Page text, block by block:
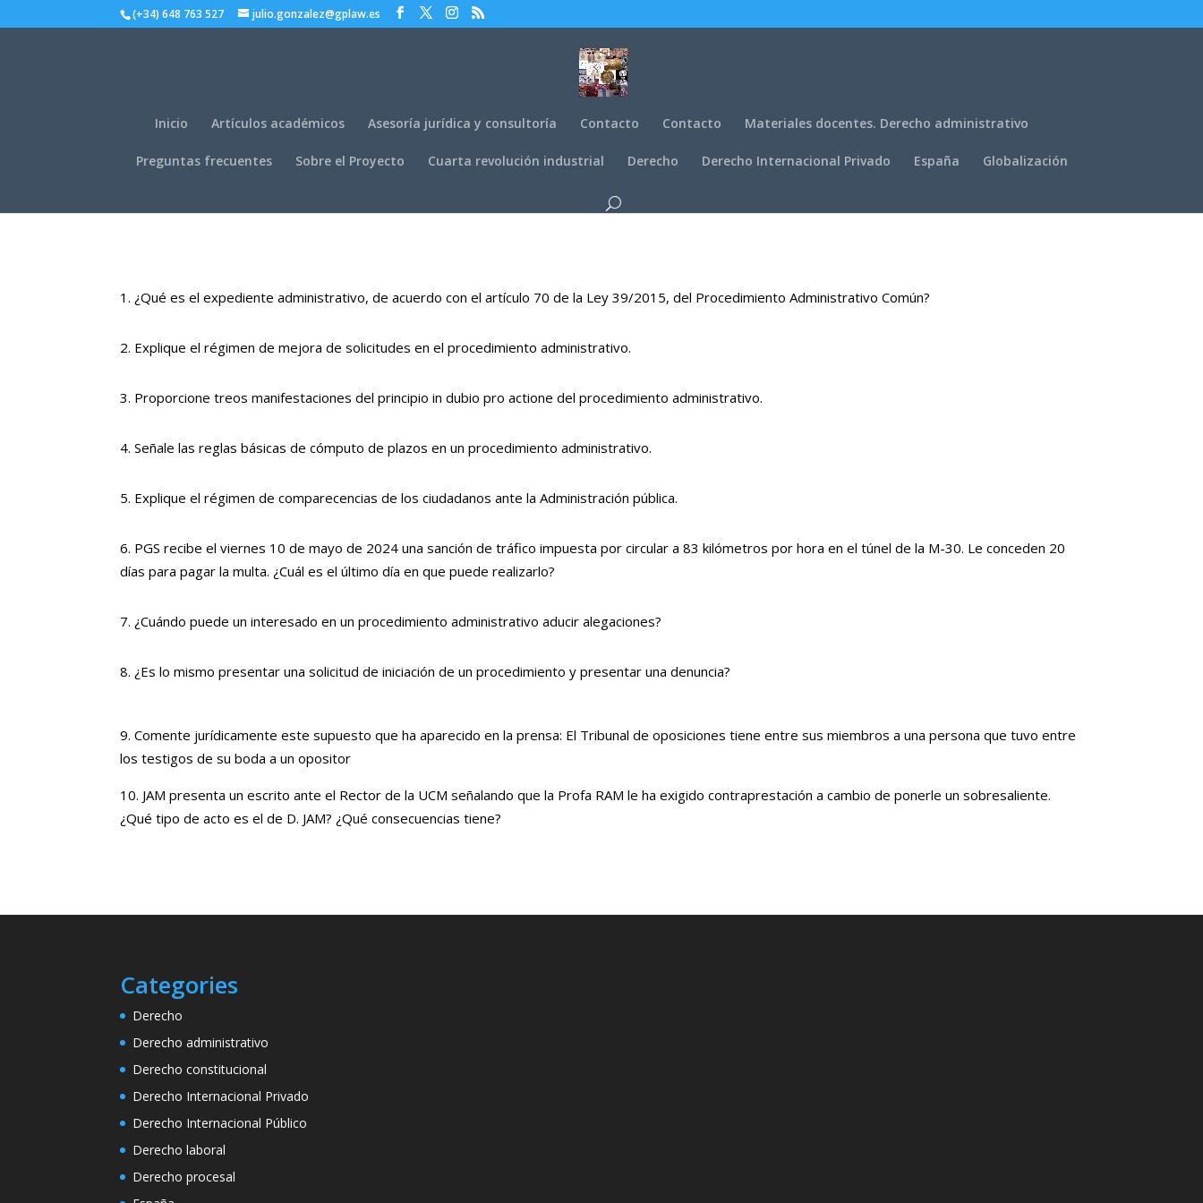
(+34) 648 763 527 julio.gonzalez@gplaw.es
Inicio Artículos académicos Asesoría jurídica y consultoría Contacto Contacto Materiales docentes. Derecho administrativo
Preguntas frecuentes Sobre el Proyecto Cuarta revolución industrial Derecho Derecho Internacional Privado España Globalización
¿Qué es el expediente administrativo, de acuerdo con el artículo 70 de la Ley 39/2015, del Procedimiento Administrativo Común?
Explique el régimen de mejora de solicitudes en el procedimiento administrativo.
Proporcione treos manifestaciones del principio in dubio pro actione del procedimiento administrativo.
Señale las reglas básicas de cómputo de plazos en un procedimiento administrativo.
Explique el régimen de comparecencias de los ciudadanos ante la Administración pública.
PGS recibe el viernes 10 de mayo de 2024 una sanción de tráfico impuesta por circular a 83 kilómetros por hora en el túnel de la M-30. Le conceden 20
días para pagar la multa. ¿Cuál es el último día en que puede realizarlo?
¿Cuándo puede un interesado en un procedimiento administrativo aducir alegaciones?
¿Es lo mismo presentar una solicitud de iniciación de un procedimiento y presentar una denuncia?
Comente jurídicamente este supuesto que ha aparecido en la prensa: El Tribunal de oposiciones tiene entre sus miembros a una persona que tuvo entre
los testigos de su boda a un opositor
JAM presenta un escrito ante el Rector de la UCM señalando que la Profa RAM le ha exigido contraprestación a cambio de ponerle un sobresaliente.
¿Qué tipo de acto es el de D. JAM? ¿Qué consecuencias tiene?
Categories
Derecho
Derecho administrativo
Derecho constitucional
Derecho Internacional Privado
Derecho Internacional Público
Derecho laboral
Derecho procesal